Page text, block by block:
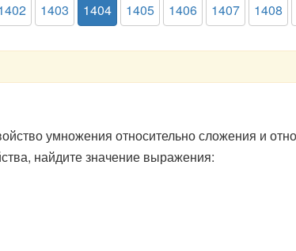
1403 1404 1405 1406 1407 1408
умножения относительно сложения и
найдите значение выражения: